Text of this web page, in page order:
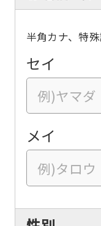
半角カナ、特
セイ
メイ